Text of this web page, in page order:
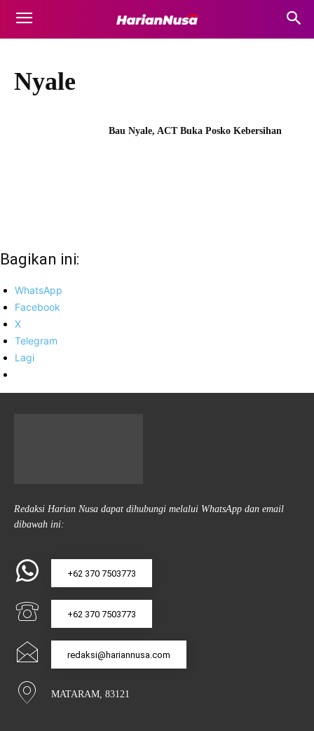
Nyale
Bau Nyale, ACT Buka Posko Kebersihan
Bagikan ini:
WhatsApp
Facebook
X
Telegram
Lagi
Redaksi Harian Nusa dapat dihubungi melalui WhatsApp dan email
dibawah ini:
+62 370 7503773
+62 370 7503773
redaksi@hariannusa.com
MATARAM, 83121